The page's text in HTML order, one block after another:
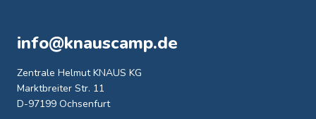
info@knauscamp.de
Zentrale Helmut KNAUS KG
Marktbreiter Str. 11
D-97199 Ochsenfurt